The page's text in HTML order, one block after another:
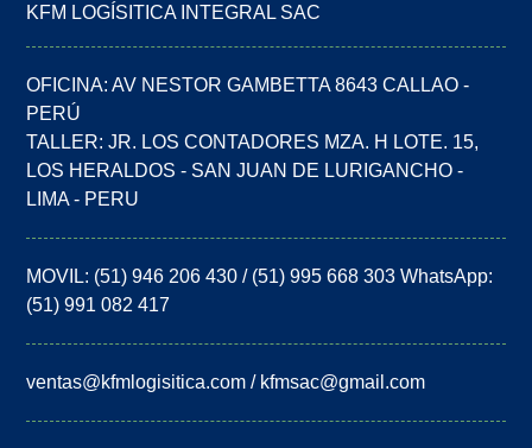
KFM LOGÍSITICA INTEGRAL SAC
OFICINA: AV NESTOR GAMBETTA 8643 CALLAO -
PERÚ
TALLER: JR. LOS CONTADORES MZA. H LOTE. 15,
LOS HERALDOS - SAN JUAN DE LURIGANCHO -
LIMA - PERU
MOVIL: (51) 946 206 430 / (51) 995 668 303 WhatsApp:
(51) 991 082 417
ventas@kfmlogisitica.com / kfmsac@gmail.com